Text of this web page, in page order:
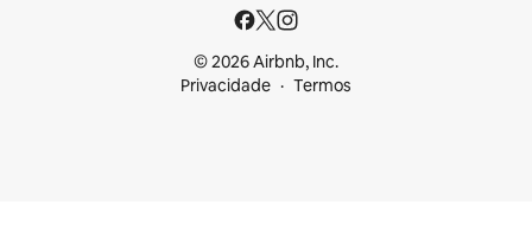
© 2026 Airbnb, Inc.
Privacidade
Termos